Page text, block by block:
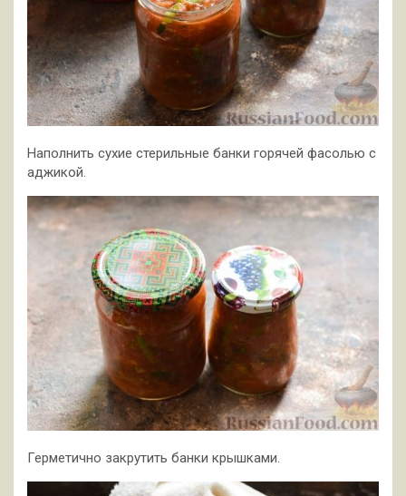
Наполнить сухие стерильные банки горячей фасолью с
аджикой.
Герметично закрутить банки крышками.